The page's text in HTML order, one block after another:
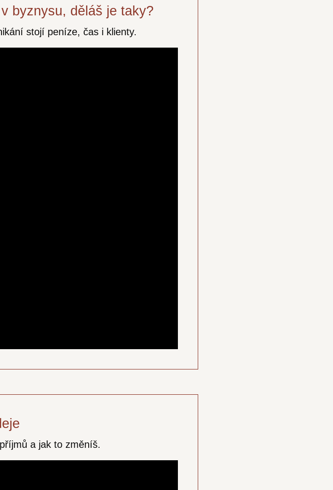
byznysu, děláš je taky?
stojí peníze, čas i klienty.
a jak to změníš.